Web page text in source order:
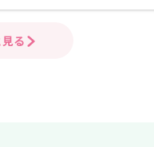
になりました。 結婚相談所
したが、担当の方がカジュア
る